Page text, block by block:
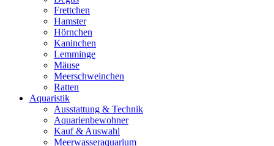
Frettchen
Hamster
Hörnchen
Kaninchen
Lemminge
Mäuse
Meerschweinchen
Ratten
Aquaristik
Ausstattung & Technik
Aquarienbewohner
Kauf & Auswahl
Meerwasseraquarium